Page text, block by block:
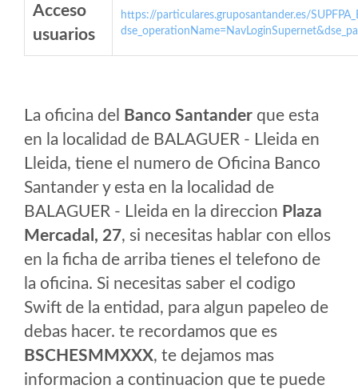
Acceso
usuarios
https://particulares.gruposantander.es/
La oficina del Banco Santander que esta
en la localidad de BALAGUER - Lleida en
Lleida, tiene el numero de Oficina Banco
Santander y esta en la localidad de
BALAGUER - Lleida en la direccion Plaza
Mercadal, 27, si necesitas hablar con ellos
en la ficha de arriba tienes el telefono de
la oficina. Si necesitas saber el codigo
Swift de la entidad, para algun papeleo de
debas hacer. te recordamos que es
BSCHESMMXXX, te dejamos mas
informacion a continuacion que te puede